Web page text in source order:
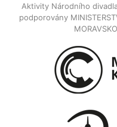
Aktivity Národního
podporovány